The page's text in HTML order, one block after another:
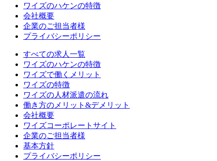
ワイズのハケンの特徴
会社概要
企業のご担当者様
プライバシーポリシー
すべての求人一覧
ワイズのハケンの特徴
ワイズで働くメリット
ワイズの特徴
ワイズの人材派遣の流れ
働き方のメリット&デメリット
会社概要
ワイズコーポレートサイト
企業のご担当者様
基本方針
プライバシーポリシー